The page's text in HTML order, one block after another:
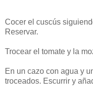
Cocer el cuscús
Reservar.
Trocear el tomate y la
En un cazo con agua y
troceados. Escurrir y